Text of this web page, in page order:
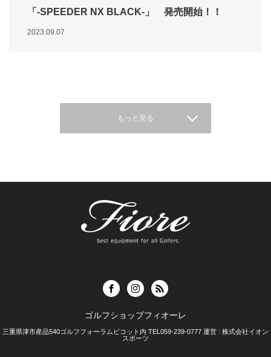
「-SPEEDER NX BLACK-」 発売開始！！
2023.09.07
もっと見る
ゴルフショップフィオーレ
三重県津市産品540ゴルフフォーラムピコット内 TEL059-239-0777 運営 : 株式会社イオン
スポーツ